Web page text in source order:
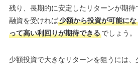
残り、長期的に安定したリターンが期待
融資を受ければ少額から投資が可能に
って高い利回りが期待できるでしょう。
少額投資で大きなリターンを狙うには